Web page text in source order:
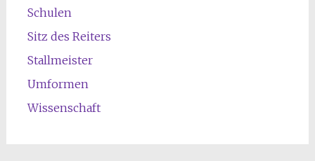
Schulen
Sitz des Reiters
Stallmeister
Umformen
Wissenschaft